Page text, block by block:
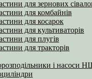
для зернових
для комбайнів
для косарок
для культиваторів
для плугів
для тракторів
і насоси